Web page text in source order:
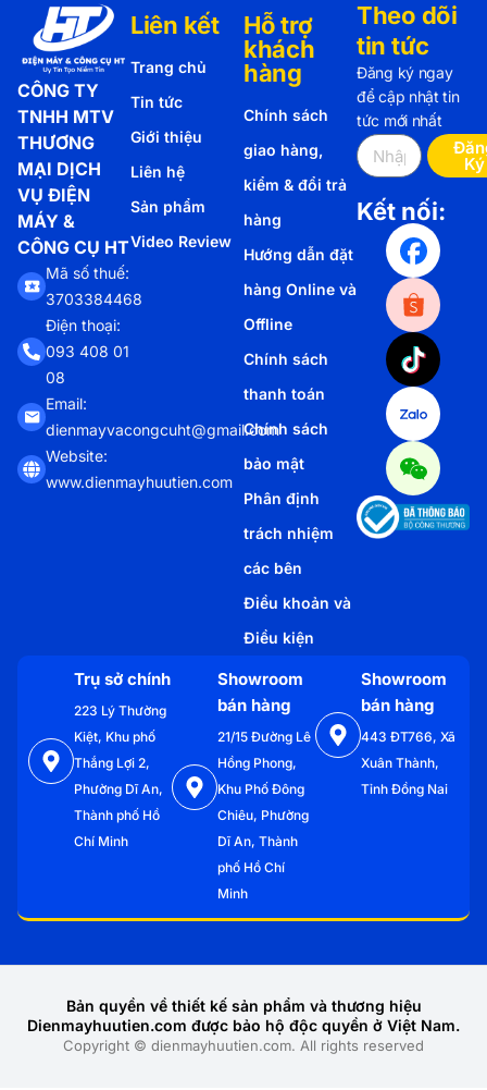
CÔNG TY
TNHH MTV
THƯƠNG
MẠI DỊCH
VỤ ĐIỆN
MÁY &
CÔNG CỤ HT
Mã số thuế:
3703384468
Điện thoại:
093 408 01
08
Email:
dienmayvacongcuht@gmail.com
Website:
www.dienmayhuutien.com
Liên kết
Trang chủ
Tin tức
Giới thiệu
Liên hệ
Sản phẩm
Video Review
Hỗ trợ
khách
hàng
Chính sách
giao hàng,
kiểm & đổi trả
hàng
Hướng dẫn đặt
hàng Online và
Offline
Chính sách
thanh toán
Chính sách
bảo mật
Phân định
trách nhiệm
các bên
Điều khoản và
Điều kiện
Theo dõi
tin tức
Đăng ký ngay
để cập nhật tin
tức mới nhất
Ký
Kết nối:
Trụ sở chính
223 Lý Thường
Kiệt, Khu phố
Thắng Lợi 2,
Phường Dĩ An,
Thành phố Hồ
Chí Minh
Showroom
bán hàng
21/15 Đường Lê
Hồng Phong,
Khu Phố Đông
Chiêu, Phường
Dĩ An, Thành
phố Hồ Chí
Minh
Showroom
bán hàng
443 ĐT766, Xã
Xuân Thành,
Tỉnh Đồng Nai
Copyright © dienmayhuutien.com. All rights reserved
Bản quyền về thiết kế sản phẩm và thương hiệu
Dienmayhuutien.com được bảo hộ độc quyền ở Việt Nam.